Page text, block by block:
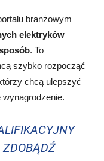
branżowym
elektryków
. To
szybko rozpocząć
chcą ulepszyć
ZDOBĄDŹ